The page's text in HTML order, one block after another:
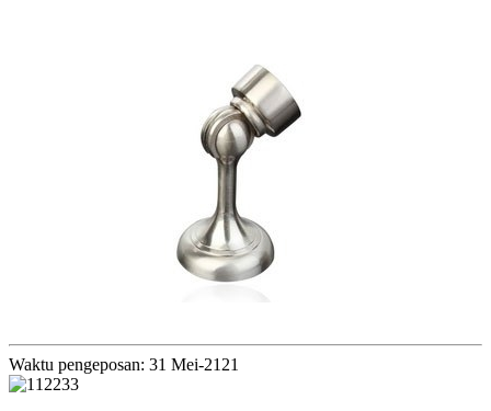
Waktu pengeposan: 31 Mei-2121